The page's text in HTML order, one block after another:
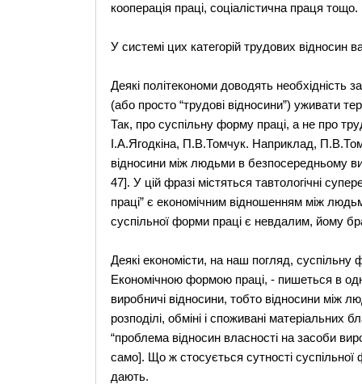
кооперація праці, соціалістична праця тощо.
У системі цих категорій трудових відносин
Деякі політекономи доводять необхідність
(або просто “трудові відносини”) уживати
Так, про суспільну форму праці, а не про
І.А.Ягодкіна, П.В.Томчук. Наприклад,
відносини між людьми в безпосередньому
47]. У цій фразі містяться тавтологічні
праці” є економічним відношенням між
суспільної форми праці є невдалим, йому
Деякі економісти, на наш погляд,
Економічною формою праці, - пишеться в
виробничі відносини, тобто відносини між
розподілі, обміні і споживані
“проблема відносин власності на засоби
само]. Що ж стосується сутності суспільної
дають.